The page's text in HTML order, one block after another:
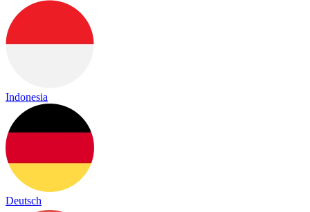
Indonesia
Deutsch